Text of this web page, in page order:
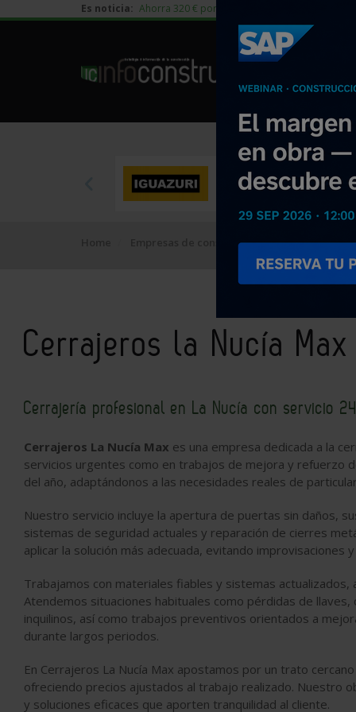
Es noticia: Ahorra 320 € por vivienda en edificación
Empresas de construcción Cerrajeros la
Cerrajeros la Nucía Max
Cerrajería profesional en La Nucía con servicio
Cerrajeros La Nucía Max es una empresa dedicada a la
servicios urgentes como en trabajos de mejora y refuerzo
del año, adaptándonos a las necesidades reales de
Nuestro servicio incluye la apertura de puertas sin daños,
sistemas de seguridad actuales y reparación de cierres
aplicar la solución más adecuada, evitando
Trabajamos con materiales fiables y sistemas
Atendemos situaciones habituales como pérdidas de
inquilinos, así como trabajos preventivos orientados a
durante largos periodos.
En Cerrajeros La Nucía Max apostamos por un trato
ofreciendo precios ajustados al trabajo realizado. Nuestro
y soluciones eficaces que aporten tranquilidad al cliente.